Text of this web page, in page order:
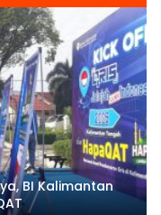
BI Kalimantan